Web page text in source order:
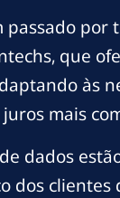
que
às
mais
dados
dos